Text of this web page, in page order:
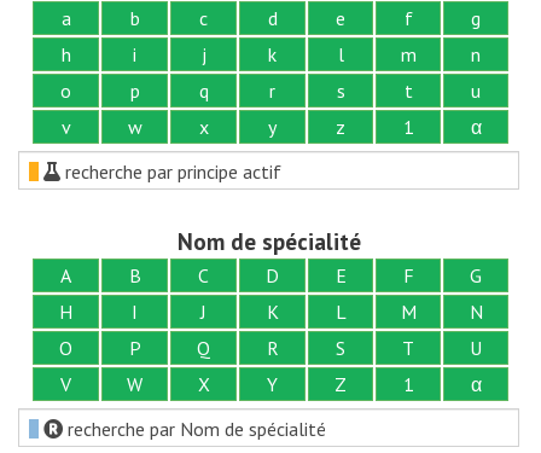
a b c d e f
g
h
i j k l m
n
o
p q r s t
u
v
w x y z 1
α
recherche par principe actif
Nom de spécialité
A B C D E F
G
H
I J K L M
N
O
P Q R S T
U
V
W X Y Z 1
α
recherche par Nom de spécialité